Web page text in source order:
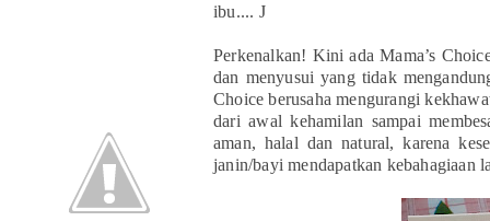
ibu.... J
Perkenalkan! Kini ada Mama’s
dan menyusui yang tidak
Choice berusaha mengurangi kekhawa
dari awal kehamilan sampai
aman, halal dan natural, karena
janin/bayi mendapatkan kebahagiaan